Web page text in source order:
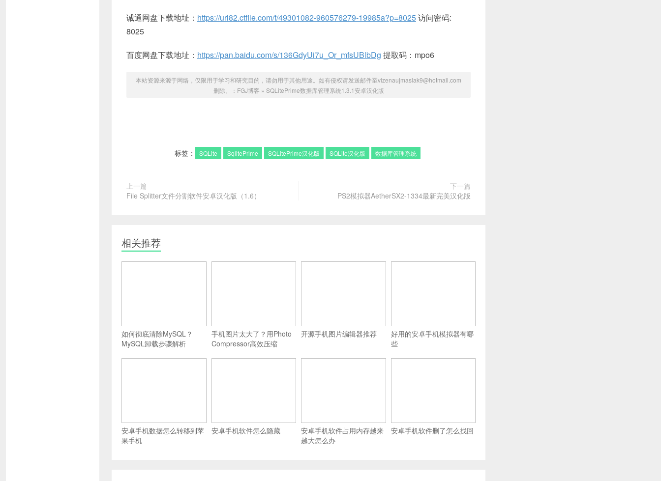
诚通网盘下载地址： https://url82.ctfile.com/f/49301082-960576279-19985a?p=8025访问密码:
8025
百度网盘下载地址： https://pan.baidu.com/s/136GdyUi7u_Or_mfsUBlbDg 提取码：mpo6
本站资源来源于网络，仅限用于学习和研究目的，请勿用于其他用途。如有侵权请发送邮件至vizenaujmaslak9@hotmail.com
删除。： FGJ博客 » SQLitePrime数据库管理系统1.3.1安卓汉化版
标签： SQLite SqlitePrime SQLitePrime汉化版 SQLite汉化版 数据库管理系统
上一篇
File Splitter文件分割软件安卓汉化版（1.6）
下一篇
PS2模拟器AetherSX2-1334最新完美汉化版
相关推荐
如何彻底清除MySQL？
MySQL卸载步骤解析
手机图片太大了？用Photo
Compressor高效压缩
开源手机图片编辑器推荐
好用的安卓手机模拟器有哪
些
安卓手机数据怎么转移到苹
果手机
安卓手机软件怎么隐藏
安卓手机软件占用内存越来
越大怎么办
安卓手机软件删了怎么找回